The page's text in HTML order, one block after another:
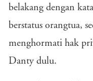
belakang dengan
berstatus orangtua,
menghormati hak
Danty dulu.